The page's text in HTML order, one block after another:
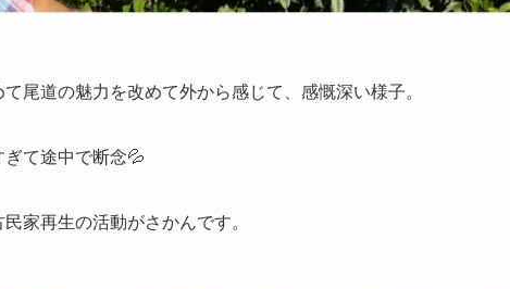
尾道の魅力を改めて外から感じて、感慨深い様子。
て途中で断念💦
家再生の活動がさかんです。